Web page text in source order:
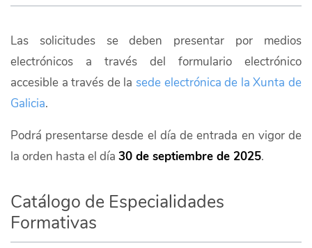
Las solicitudes se deben presentar por medios
electrónicos a través del formulario electrónico
accesible a través de la sede electrónica de la Xunta de
Galicia.
Podrá presentarse desde el día de entrada en vigor de
la orden hasta el día 30 de septiembre de 2025.
Catálogo de Especialidades
Formativas